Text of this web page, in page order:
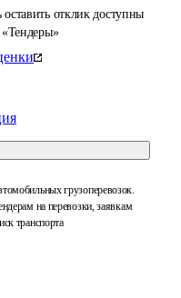
отклик доступны
«Тендеры»
грузоперевозок.
на перевозки, заявкам
транспорта